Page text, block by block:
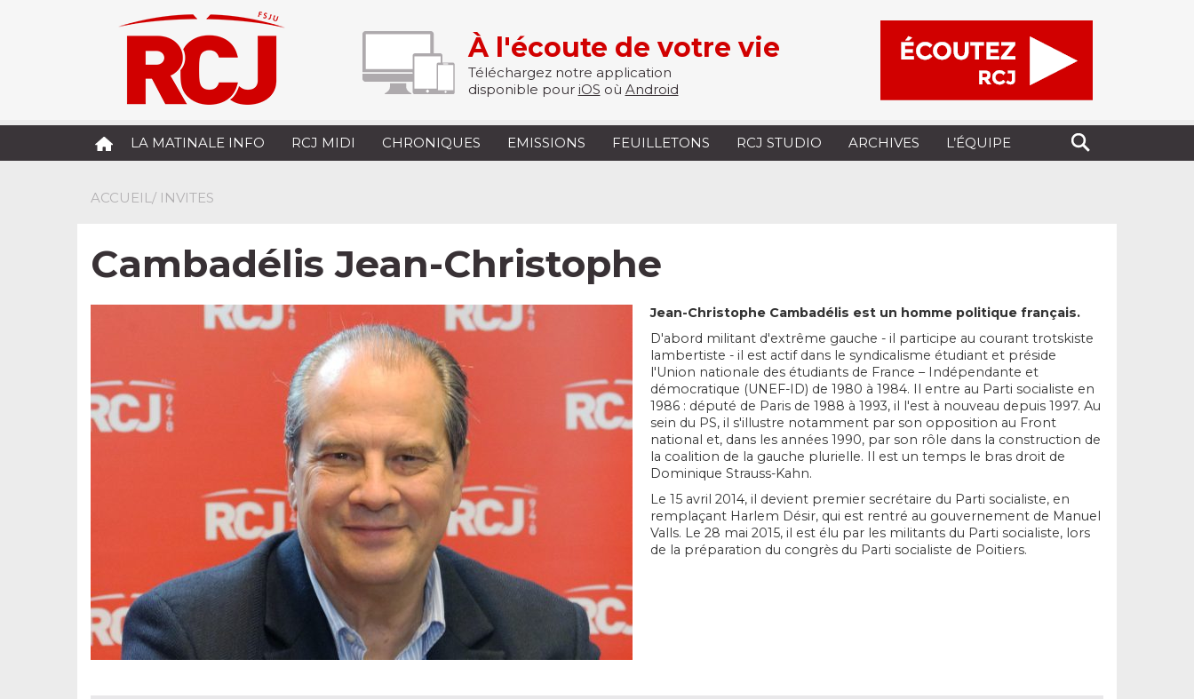
À l'écoute de votre vie
Téléchargez notre application
disponible pour iOS où Android
LA MATINALE INFO RCJ MIDI CHRONIQUES EMISSIONS FEUILLETONS RCJ STUDIO ARCHIVES L’ÉQUIPE
ACCUEIL/ INVITES
Cambadélis Jean-Christophe
Jean-Christophe Cambadélis est un homme politique français.
D'abord militant d'extrême gauche - il participe au courant trotskiste
lambertiste - il est actif dans le syndicalisme étudiant et préside
l'Union nationale des étudiants de France – Indépendante et
démocratique (UNEF-ID) de 1980 à 1984. Il entre au Parti socialiste en
1986 : député de Paris de 1988 à 1993, il l'est à nouveau depuis 1997. Au
sein du PS, il s'illustre notamment par son opposition au Front
national et, dans les années 1990, par son rôle dans la construction de
la coalition de la gauche plurielle. Il est un temps le bras droit de
Dominique Strauss-Kahn.
Le 15 avril 2014, il devient premier secrétaire du Parti socialiste, en
remplaçant Harlem Désir, qui est rentré au gouvernement de Manuel
Valls. Le 28 mai 2015, il est élu par les militants du Parti socialiste, lors
de la préparation du congrès du Parti socialiste de Poitiers.